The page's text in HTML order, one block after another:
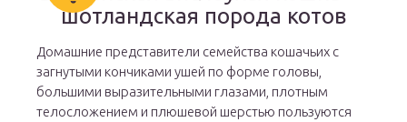
шотландская порода котов
Домашние представители семейства кошачьих с
загнутыми кончиками ушей по форме головы,
большими выразительными глазами, плотным
телосложением и плюшевой шерстью пользуются